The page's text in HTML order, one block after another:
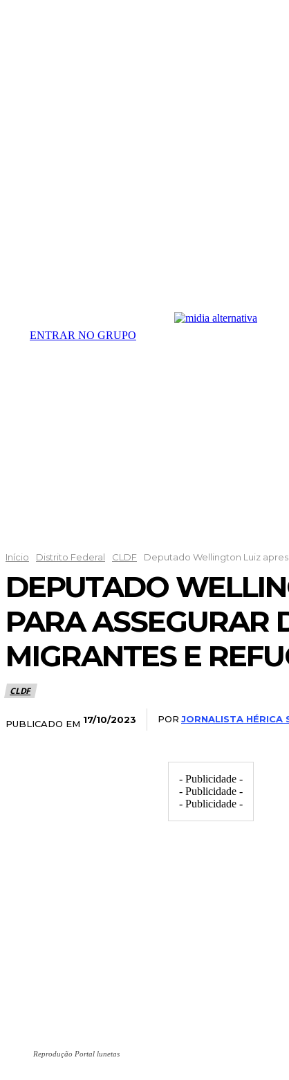
ENTRAR NO GRUPO
Início Distrito Federal CLDF Deputado Wellington Luiz
DEPUTADO
PARA ASSEGURAR
MIGRANTES E
CLDF
PUBLICADO EM 17/10/2023 POR JORNALISTA HÉRICA
Reprodução Portal lunetas
- Publicidade -
- Publicidade -
- Publicidade -